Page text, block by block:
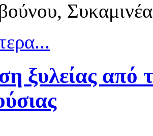
ξυλείας από